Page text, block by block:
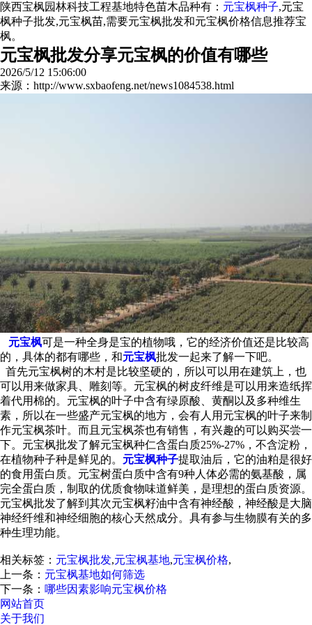
陕西宝枫园林科技工程基地特色苗木品种有： 元宝枫种子,元宝
枫种子批发,元宝枫苗,需要元宝枫批发和元宝枫价格信息推荐宝
枫。
元宝枫批发分享元宝枫的价值有哪些
2026/5/12 15:06:00
来源：http://www.sxbaofeng.net/news1084538.html
元宝枫可是一种全身是宝的植物哦，它的经济价值还是比较高
的，具体的都有哪些，和元宝枫批发一起来了解一下吧。
首先元宝枫树的木村是比较坚硬的，所以可以用在建筑上，也
可以用来做家具、雕刻等。元宝枫的树皮纤维是可以用来造纸挥
着代用棉的。元宝枫的叶子中含有绿原酸、黄酮以及多种维生
素，所以在一些盛产元宝枫的地方，会有人用元宝枫的叶子来制
作元宝枫茶叶。而且元宝枫茶也有销售，有兴趣的可以购买尝一
下。元宝枫批发了解元宝枫种仁含蛋白质25%-27%，不含淀粉，
在植物种子种是鲜见的。 元宝枫种子提取油后，它的油粕是很好
的食用蛋白质。元宝树蛋白质中含有9种人体必需的氨基酸，属
完全蛋白质，制取的优质食物味道鲜美，是理想的蛋白质资源。
元宝枫批发了解到其次元宝枫籽油中含有神经酸，神经酸是大脑
神经纤维和神经细胞的核心天然成分。具有参与生物膜有关的多
种生理功能。
相关标签： 元宝枫批发,元宝枫基地,元宝枫价格,
上一条： 元宝枫基地如何筛选
下一条： 哪些因素影响元宝枫价格
网站首页
关于我们